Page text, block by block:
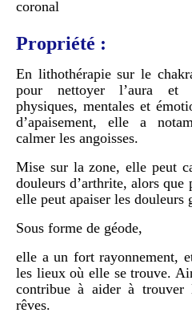
coronal
Propriété :
En lithothérapie sur le
pour nettoyer l’aura et
physiques, mentales et
d’apaisement, elle a
calmer les angoisses.
Mise sur la zone, elle peut
douleurs d’arthrite, alors que
elle peut apaiser les douleurs
Sous forme de géode,
elle a un fort rayonnement,
les lieux où elle se trouve.
contribue à aider à
rêves.